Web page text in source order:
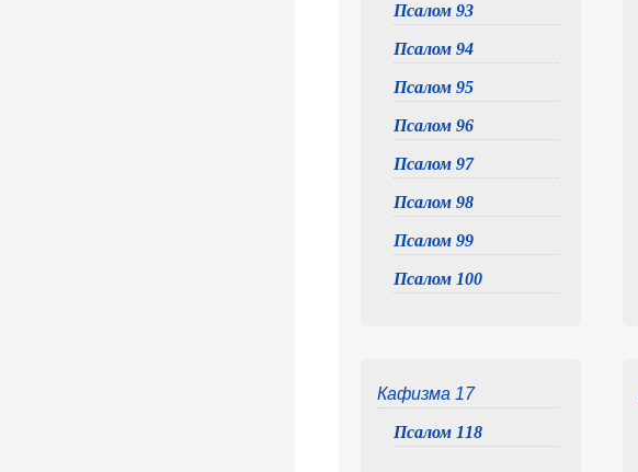
Псалом 93
Псалом 94
Псалом 95
Псалом 96
Псалом 97
Псалом 98
Псалом 99
Псалом 100
Кафизма 17
Псалом 118